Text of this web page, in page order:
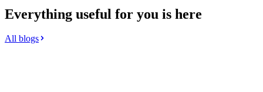
Everything useful for you is here
All blogs